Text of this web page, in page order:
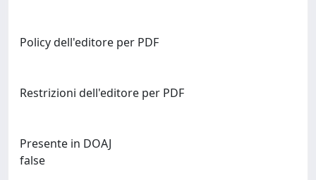
Policy dell'editore per PDF
Restrizioni dell'editore per PDF
Presente in DOAJ